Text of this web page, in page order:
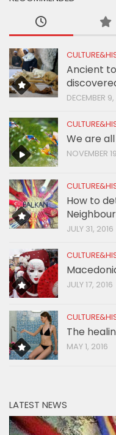
Ancient
DECEMBER
We are all
NOVEMBER
How to
JULY 31, 2016
JULY 17, 2016
The
MAY 1, 2016
LATEST NEWS